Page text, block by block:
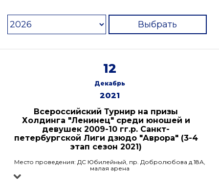
Выбрать
12
Декабрь
2021
Всероссийский Турнир на призы
Холдинга "Ленинец" среди юношей и
девушек 2009-10 гг.р. Санкт-
петербургской Лиги дзюдо "Аврора" (3-4
этап сезон 2021)
Место проведения: ДС Юбилейный, пр. Добролюбова д.18А,
малая арена